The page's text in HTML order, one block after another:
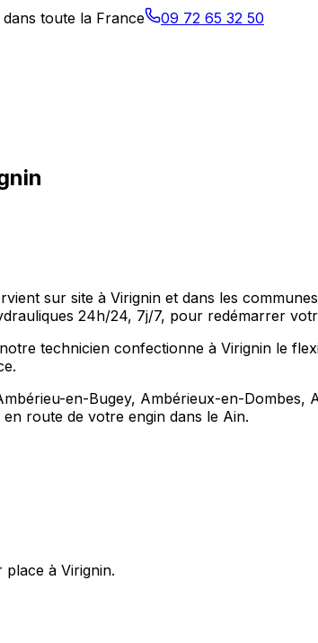
toute la France 09 72 65 32 50
sur site à Virignin et dans les
24h/24, 7j/7, pour redémarrer
technicien confectionne à Virignin le
en-Bugey, Ambérieux-en-Dombes,
route de votre engin dans le Ain.
à Virignin.